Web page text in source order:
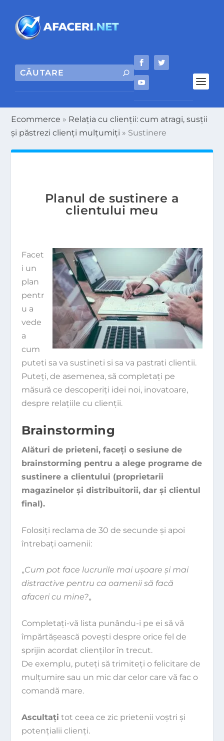
Ecommerce » Relația cu clienții: cum atragi, susții
și păstrezi clienți mulțumiți » Sustinere
Planul de sus­tinere a
clientului meu
Facet
i un
plan
pentr
u a
vede
a
cum
puteti sa va sustineti si sa va pastrati clientii.
Puteţi, de asemenea, să completaţi pe
măsură ce descoperiţi idei noi, inovatoare,
despre relaţiile cu clienţii.
Brainstorming
Alături de prieteni, faceţi o sesiune de
brainstorming pen­tru a alege programe de
sustinere a clientului (proprietarii
magazinelor şi distribuitorii, dar şi clientul
final).
Folosiţi reclama de 30 de secunde şi apoi
întrebaţi oamenii:
„Cum pot face lucrurile mai uşoare şi mai
distractive pentru ca oamenii să facă
afaceri cu mine?„
Completaţi-vă lista punându-i pe ei să vă
împărtăşească poveşti despre orice fel de
sprijin acordat clienţilor în trecut.
De exemplu, puteţi să trimiteţi o felicitare de
mulţumire sau un mic dar celor care vă fac o
comandă mare.
Ascultaţi tot ceea ce zic prietenii voştri şi
potenţialii clienţi.